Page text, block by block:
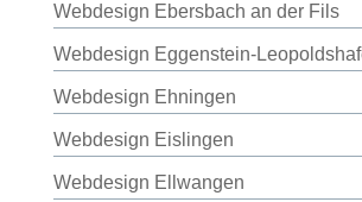
Webdesign Ebersbach an der Fils
Webdesign Eggenstein-
Webdesign Ehningen
Webdesign Eislingen
Webdesign Ellwangen